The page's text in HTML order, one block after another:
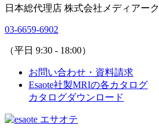
日本総代理店 株式会社メディアーク
03-6659-6902
（平日 9:30 - 18:00）
お問い合わせ・資料請求
Esaote社製MRIの各カタログ
カタログダウンロード